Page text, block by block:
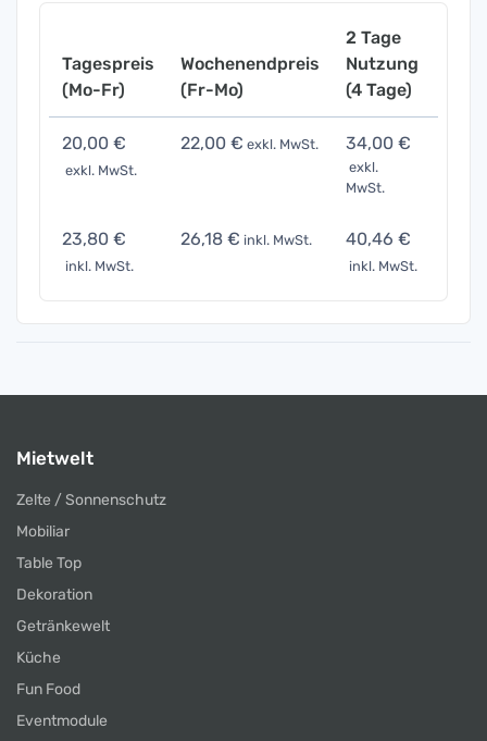
Tagespreis
(Mo-Fr)
Wochenendpreis
(Fr-Mo)
2 Tage
Nutzung
(4 Tage)
20,00 €
exkl. MwSt.
22,00 € exkl. MwSt. 34,00 €
exkl.
MwSt.
23,80 €
inkl. MwSt.
26,18 € inkl. MwSt. 40,46 €
inkl. MwSt.
Mietwelt
Zelte / Sonnenschutz
Mobiliar
Table Top
Dekoration
Getränkewelt
Küche
Fun Food
Eventmodule